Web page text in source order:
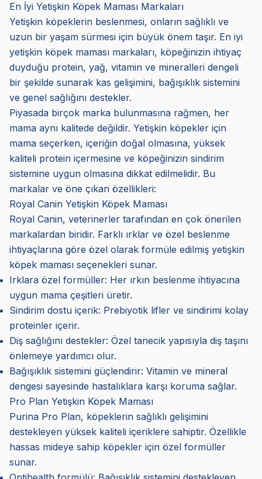
En İyi Yetişkin Köpek Maması Markaları
Yetişkin köpeklerin beslenmesi, onların sağlıklı ve
uzun bir yaşam sürmesi için büyük önem taşır. En iyi
yetişkin köpek maması markaları, köpeğinizin ihtiyaç
duyduğu protein, yağ, vitamin ve mineralleri dengeli
bir şekilde sunarak kas gelişimini, bağışıklık sistemini
ve genel sağlığını destekler.
Piyasada birçok marka bulunmasına rağmen, her
mama aynı kalitede değildir. Yetişkin köpekler için
mama seçerken, içeriğin doğal olmasına, yüksek
kaliteli protein içermesine ve köpeğinizin sindirim
sistemine uygun olmasına dikkat edilmelidir. Bu
markalar ve öne çıkan özellikleri:
Royal Canin Yetişkin Köpek Maması
Royal Canin, veterinerler tarafından en çok önerilen
markalardan biridir. Farklı ırklar ve özel beslenme
ihtiyaçlarına göre özel olarak formüle edilmiş yetişkin
köpek maması seçenekleri sunar.
Irklara özel formüller: Her ırkın beslenme ihtiyacına
uygun mama çeşitleri üretir.
Sindirim dostu içerik: Prebiyotik lifler ve sindirimi kolay
proteinler içerir.
Diş sağlığını destekler: Özel tanecik yapısıyla diş taşını
önlemeye yardımcı olur.
Bağışıklık sistemini güçlendirir: Vitamin ve mineral
dengesi sayesinde hastalıklara karşı koruma sağlar.
Pro Plan Yetişkin Köpek Maması
Purina Pro Plan, köpeklerin sağlıklı gelişimini
destekleyen yüksek kaliteli içeriklere sahiptir. Özellikle
hassas mideye sahip köpekler için özel formüller
sunar.